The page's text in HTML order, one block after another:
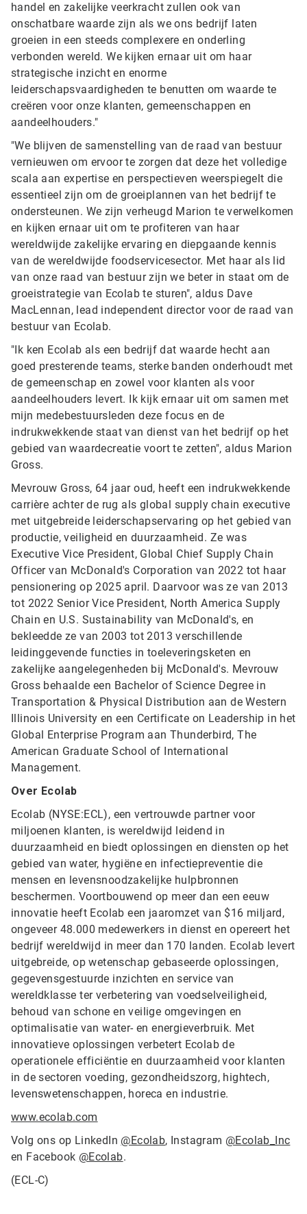
handel en zakelijke veerkracht zullen ook van
onschatbare waarde zijn als we ons bedrijf laten
groeien in een steeds complexere en onderling
verbonden wereld. We kijken ernaar uit om haar
strategische inzicht en enorme
leiderschapsvaardigheden te benutten om waarde te
creëren voor onze klanten, gemeenschappen en
aandeelhouders."
"We blijven de samenstelling van de raad van bestuur
vernieuwen om ervoor te zorgen dat deze het volledige
scala aan expertise en perspectieven weerspiegelt die
essentieel zijn om de groeiplannen van het bedrijf te
ondersteunen. We zijn verheugd Marion te verwelkomen
en kijken ernaar uit om te profiteren van haar
wereldwijde zakelijke ervaring en diepgaande kennis
van de wereldwijde foodservicesector. Met haar als lid
van onze raad van bestuur zijn we beter in staat om de
groeistrategie van Ecolab te sturen", aldus Dave
MacLennan, lead independent director voor de raad van
bestuur van Ecolab.
"Ik ken Ecolab als een bedrijf dat waarde hecht aan
goed presterende teams, sterke banden onderhoudt met
de gemeenschap en zowel voor klanten als voor
aandeelhouders levert. Ik kijk ernaar uit om samen met
mijn medebestuursleden deze focus en de
indrukwekkende staat van dienst van het bedrijf op het
gebied van waardecreatie voort te zetten", aldus Marion
Gross.
Mevrouw Gross, 64 jaar oud, heeft een indrukwekkende
carrière achter de rug als global supply chain executive
met uitgebreide leiderschapservaring op het gebied van
productie, veiligheid en duurzaamheid. Ze was
Executive Vice President, Global Chief Supply Chain
Officer van McDonald's Corporation van 2022 tot haar
pensionering op 2025 april. Daarvoor was ze van 2013
tot 2022 Senior Vice President, North America Supply
Chain en U.S. Sustainability van McDonald's, en
bekleedde ze van 2003 tot 2013 verschillende
leidinggevende functies in toeleveringsketen en
zakelijke aangelegenheden bij McDonald's. Mevrouw
Gross behaalde een Bachelor of Science Degree in
Transportation & Physical Distribution aan de Western
Illinois University en een Certificate on Leadership in het
Global Enterprise Program aan Thunderbird, The
American Graduate School of International
Management.
Over Ecolab
Ecolab (NYSE:ECL), een vertrouwde partner voor
miljoenen klanten, is wereldwijd leidend in
duurzaamheid en biedt oplossingen en diensten op het
gebied van water, hygiëne en infectiepreventie die
mensen en levensnoodzakelijke hulpbronnen
beschermen. Voortbouwend op meer dan een eeuw
innovatie heeft Ecolab een jaaromzet van $16 miljard,
ongeveer 48.000 medewerkers in dienst en opereert het
bedrijf wereldwijd in meer dan 170 landen. Ecolab levert
uitgebreide, op wetenschap gebaseerde oplossingen,
gegevensgestuurde inzichten en service van
wereldklasse ter verbetering van voedselveiligheid,
behoud van schone en veilige omgevingen en
optimalisatie van water- en energieverbruik. Met
innovatieve oplossingen verbetert Ecolab de
operationele efficiëntie en duurzaamheid voor klanten
in de sectoren voeding, gezondheidszorg, hightech,
levenswetenschappen, horeca en industrie.
www.ecolab.com
Volg ons op LinkedIn @Ecolab, Instagram @Ecolab_Inc
en Facebook @Ecolab.
(ECL-C)